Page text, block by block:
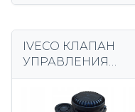
IVECO КЛАПАН
УПРАВЛЕНИЯ
WABCO 9730090180